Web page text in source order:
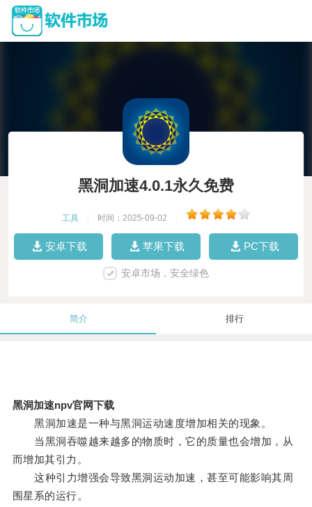
黑洞加速4.0.1永久免费
工具 时间：2025-09-02
安卓下载 苹果下载 PC下载
安卓市场，安全绿色
简介 排行
黑洞加速npv官网下载
黑洞加速是一种与黑洞运动速度增加相关的现象。
当黑洞吞噬越来越多的物质时，它的质量也会增加，从
而增加其引力。
这种引力增强会导致黑洞运动加速，甚至可能影响其周
围星系的运行。